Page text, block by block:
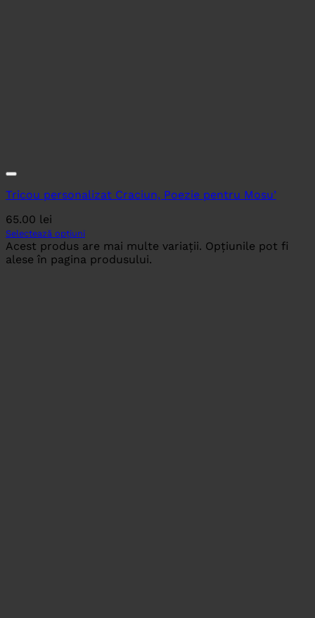
Tricou personalizat Craciun, Poezie pentru Mosu’
65.00 lei
Selectează opțiuni
Acest produs are mai multe variații. Opțiunile pot fi
alese în pagina produsului.